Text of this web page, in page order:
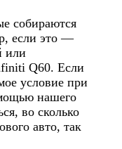
собираются
если это —
или
Q60. Если
условие при
нашего
во сколько
авто, так